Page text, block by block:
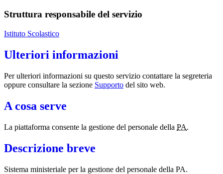
Struttura responsabile del servizio
Istituto Scolastico
Ulteriori informazioni
Per ulteriori informazioni su questo servizio contattare la segreteria
oppure consultare la sezione Supporto del sito web.
A cosa serve
La piattaforma consente la gestione del personale della PA.
Descrizione breve
Sistema ministeriale per la gestione del personale della PA.